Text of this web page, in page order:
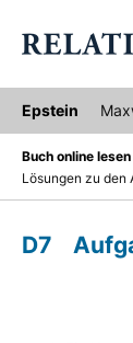
Epstein
Buch online lesen
Lösungen zu den
D7